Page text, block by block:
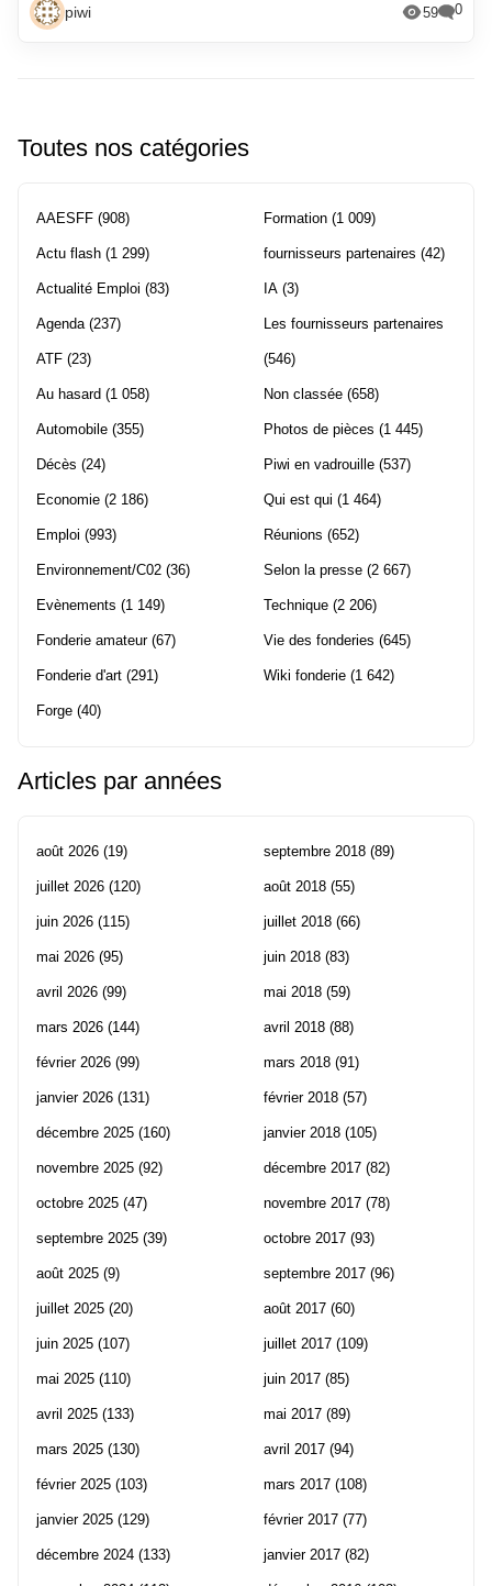
piwi 59 0
Toutes nos catégories
AAESFF (908)
Actu flash (1 299)
Actualité Emploi (83)
Agenda (237)
ATF (23)
Au hasard (1 058)
Automobile (355)
Décès (24)
Economie (2 186)
Emploi (993)
Environnement/C02 (36)
Evènements (1 149)
Fonderie amateur(67)
Fonderie d'art (291)
Forge (40)
Formation (1 009)
fournisseurs partenaires (42)
IA (3)
Les fournisseurs partenaires
(546)
Non classée (658)
Photos de pièces (1 445)
Piwi en vadrouille (537)
Qui est qui (1 464)
Réunions (652)
Selon la presse (2 667)
Technique (2 206)
Vie des fonderies (645)
Wiki fonderie (1 642)
Articles par années
août 2026 (19)
juillet 2026 (120)
juin 2026 (115)
mai 2026 (95)
avril 2026 (99)
mars 2026 (144)
février 2026 (99)
janvier 2026 (131)
décembre 2025 (160)
novembre 2025 (92)
octobre 2025 (47)
septembre 2025 (39)
août 2025 (9)
juillet 2025 (20)
juin 2025 (107)
mai 2025 (110)
avril 2025 (133)
mars 2025 (130)
février 2025 (103)
janvier 2025 (129)
décembre 2024 (133)
septembre 2018 (89)
août 2018 (55)
juillet 2018 (66)
juin 2018 (83)
mai 2018 (59)
avril 2018 (88)
mars 2018 (91)
février 2018 (57)
janvier 2018 (105)
décembre 2017 (82)
novembre 2017 (78)
octobre 2017 (93)
septembre 2017 (96)
août 2017 (60)
juillet 2017 (109)
juin 2017 (85)
mai 2017 (89)
avril 2017 (94)
mars 2017 (108)
février 2017 (77)
janvier 2017 (82)